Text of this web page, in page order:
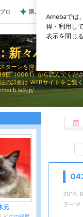
：新々ハンマー打法
ロ 購入後に71%オフに
新々ハンマ
ターンを抑えた「新々ハン
日（0001）から読んでくだ
の詳細は WEBサイトをご覧
2015-
テーマ
元